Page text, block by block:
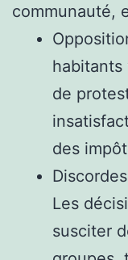
communauté,
habitants
de
des
Les
susciter